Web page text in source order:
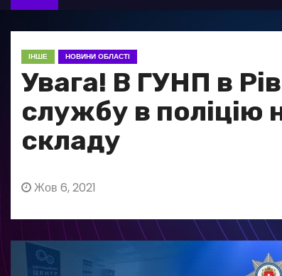
ІНШЕ НОВИНИ ОБЛАСТІ
Увага! В ГУНП в
службу в поліцію
складу
Жов 6, 2021